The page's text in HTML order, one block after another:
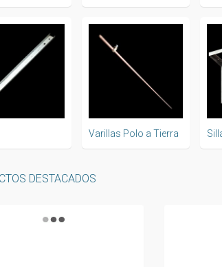
Varillas Polo a Tierra
DESTACADOS